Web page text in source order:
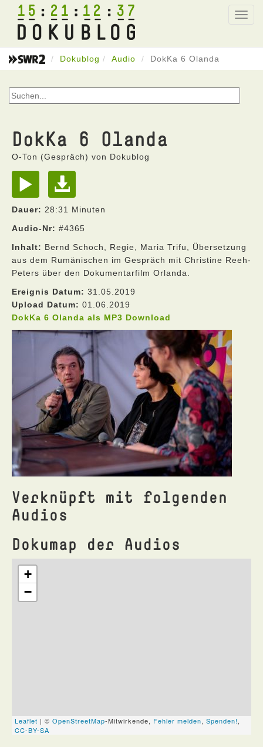
15 21 12 37
Dokublog Audio DokKa 6 Olanda
DokKa 6 Olanda
O-Ton (Gespräch) von Dokublog
Dauer: 28:31 Minuten
Audio-Nr: #4365
Inhalt: Bernd Schoch, Regie, Maria Trifu, Übersetzung
aus dem Rumänischen im Gespräch mit Christine Reeh-
Peters über den Dokumentarfilm Orlanda.
Ereignis Datum: 31.05.2019
Upload Datum: 01.06.2019
DokKa 6 Olanda als MP3 Download
Verknüpft mit folgenden
Audios
Dokumap der Audios